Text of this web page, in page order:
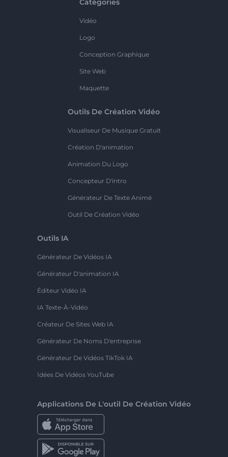
Catégories
Vidéo
Logo
Conception Graphique
Site Web
Maquette
Outils De Création Vidéo
Visualiseur De Musique Gratuit
Création D'animation
Animation Du Logo
Concepteur D'intro
Générateur De Texte Animé
Outil De Création Vidéo
Outils IA
Générateur De Vidéos IA
Générateur D'animation IA
Éditeur Vidéo IA
IA Texte-À-Vidéo
Créateur De Sites Web IA
Générateur De Noms D'entreprise
Générateur De Vidéos TikTok IA
Idées De Vidéos YouTube
Applications De L'outil De Création Vidéo